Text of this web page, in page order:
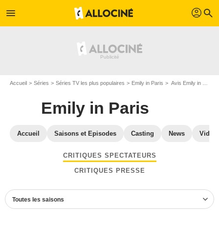
menu profil search
Accueil Séries Séries TV les plus populaires Emily in Paris Avis Emily in Paris
Emily in Paris
Accueil Saisons et Episodes Casting News
CRITIQUES SPECTATEURS
CRITIQUES PRESSE
Toutes les saisons